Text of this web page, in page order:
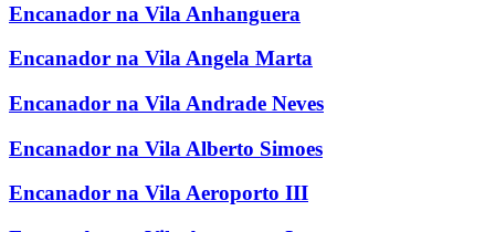
Encanador na Vila Anhanguera
Encanador na Vila Angela Marta
Encanador na Vila Andrade Neves
Encanador na Vila Alberto Simoes
Encanador na Vila Aeroporto III